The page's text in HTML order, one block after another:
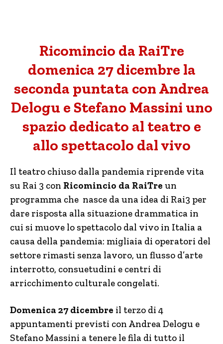
Ricomincio da RaiTre
domenica 27 dicembre la
seconda puntata con Andrea
Delogu e Stefano Massini uno
spazio dedicato al teatro e
allo spettacolo dal vivo
Il teatro chiuso dalla pandemia riprende vita
su Rai 3 con Ricomincio da RaiTre un
programma che nasce da una idea di Rai3 per
dare risposta alla situazione drammatica in
cui si muove lo spettacolo dal vivo in Italia a
causa della pandemia: migliaia di operatori del
settore rimasti senza lavoro, un flusso d’arte
interrotto, consuetudini e centri di
arricchimento culturale congelati.
Domenica 27 dicembre il terzo di 4
appuntamenti previsti con Andrea Delogu e
Stefano Massini a tenere le fila di tutto il